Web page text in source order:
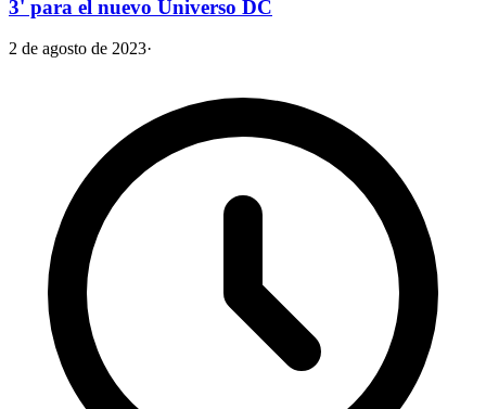
3' para el nuevo Universo DC
2 de agosto de 2023·